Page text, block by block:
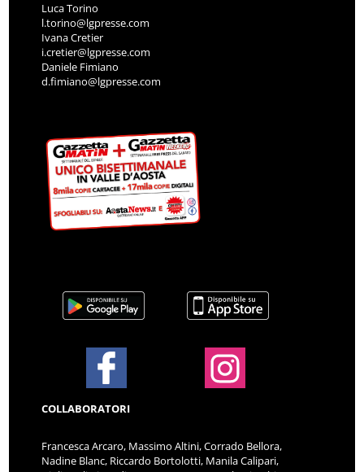
Luca Torino
l.torino@lgpresse.com
Ivana Cretier
i.cretier@lgpresse.com
Daniele Fimiano
d.fimiano@lgpresse.com
COLLABORATORI
Francesca Arcaro, Massimo Altini, Corrado Bellora,
Nadine Blanc, Riccardo Bortolotti, Manila Calipari,